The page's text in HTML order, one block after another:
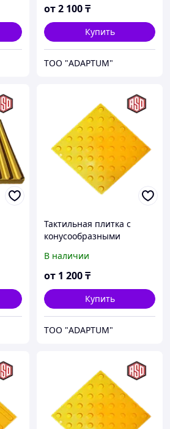
от2 100₸
Купить
ТОО "ADAPTUM"
Тактильная плитка с
конусообразными
В наличии
от 1 200₸
Купить
ТОО "ADAPTUM"